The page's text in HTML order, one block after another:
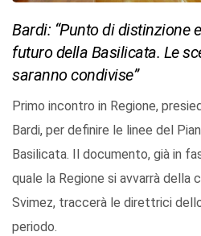
Bardi: “Punto di distinzione
futuro della Basilicata. Le
saranno condivise”
Primo incontro in Regione,
Bardi, per definire le linee del
Basilicata. Il documento, già in
quale la Regione si avvarrà della
Svimez, traccerà le direttrici
periodo.